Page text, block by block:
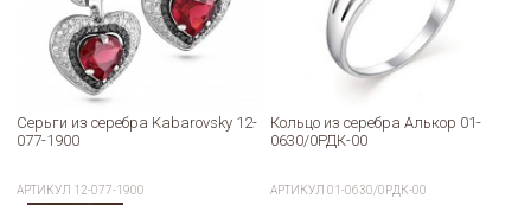
Серьги из серебра Kabarovsky 12-
077-1900
АРТИКУЛ 12-077-1900
Кольцо из серебра Алькор 01-
0630/0РДК-00
АРТИКУЛ01-0630/0РДК-00